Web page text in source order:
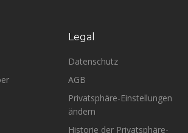
Legal
Datenschutz
AGB
Privatsphäre-Einstellungen
ändern
Historie der Privatsphäre-